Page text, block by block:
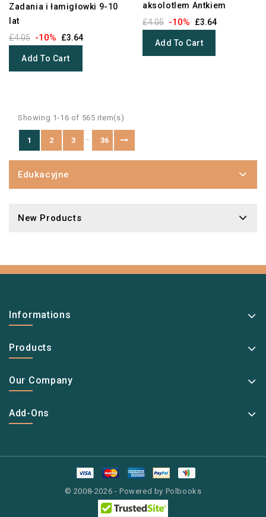
Zadania i łamigłowki 9-10
lat
£4.05 -10% £3.64
Add To Cart
aksolotlem Antkiem
£4.05 -10% £3.64
Add To Cart
Showing 1-16 of 565 item(s)
1 2 3 … 36
Edukacyjne
New Products
Informations
Products
Our Company
Add-Ons
© 2008-2026 - Powered by Polbooks